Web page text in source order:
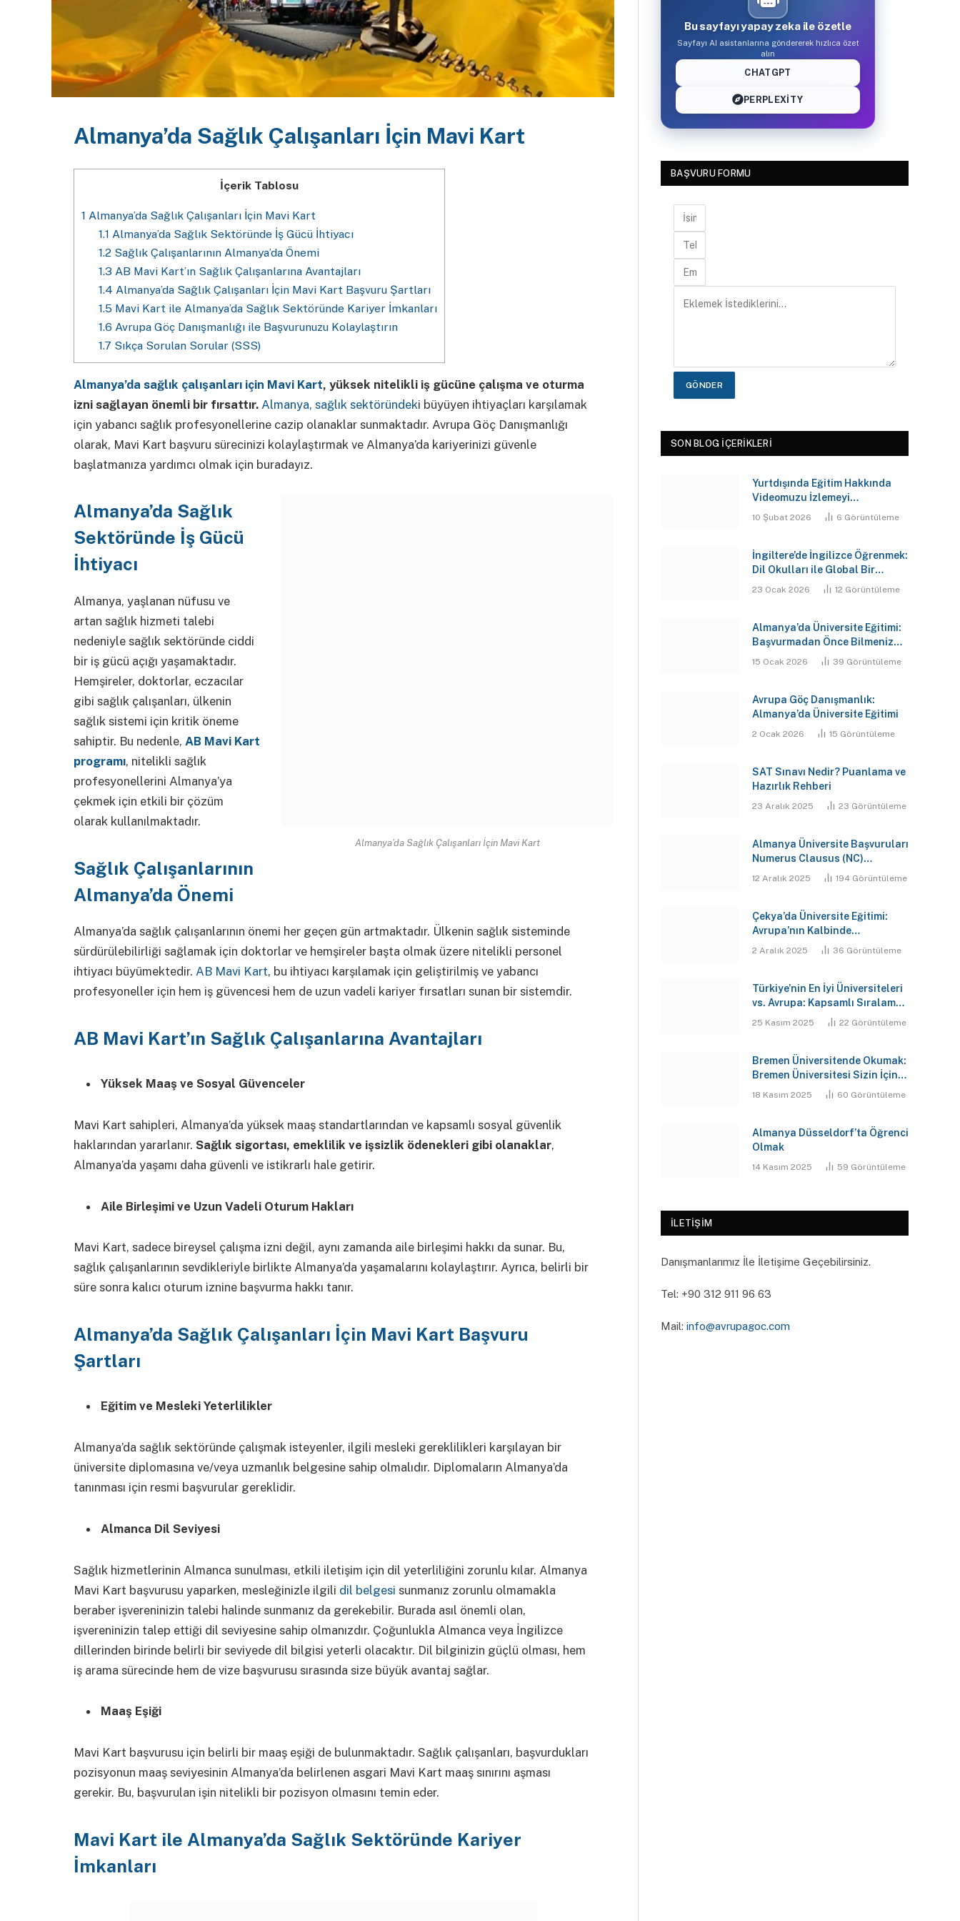
Almanya’da Sağlık Çalışanları İçin Mavi Kart
İçerik Tablosu
1 Almanya’da Sağlık Çalışanları İçin Mavi Kart
1.1 Almanya’da Sağlık Sektöründe İş Gücü İhtiyacı
1.2 Sağlık Çalışanlarının Almanya’da Önemi
1.3 AB Mavi Kart’ın Sağlık Çalışanlarına Avantajları
1.4 Almanya’da Sağlık Çalışanları İçin Mavi Kart Başvuru Şartları
1.5 Mavi Kart ile Almanya’da Sağlık Sektöründe Kariyer İmkanları
1.6 Avrupa Göç Danışmanlığı ile Başvurunuzu Kolaylaştırın
1.7 Sıkça Sorulan Sorular (SSS)
Almanya’da sağlık çalışanları için Mavi Kart, yüksek nitelikli iş gücüne çalışma ve oturma
izni sağlayan önemli bir fırsattır. Almanya, sağlık sektöründeki büyüyen ihtiyaçları karşılamak
için yabancı sağlık profesyonellerine cazip olanaklar sunmaktadır. Avrupa Göç Danışmanlığı
olarak, Mavi Kart başvuru sürecinizi kolaylaştırmak ve Almanya’da kariyerinizi güvenle
başlatmanıza yardımcı olmak için buradayız.
Almanya’da Sağlık Çalışanları İçin Mavi Kart
Almanya’da Sağlık
Sektöründe İş Gücü
İhtiyacı
Almanya, yaşlanan nüfusu ve
artan sağlık hizmeti talebi
nedeniyle sağlık sektöründe ciddi
bir iş gücü açığı yaşamaktadır.
Hemşireler, doktorlar, eczacılar
gibi sağlık çalışanları, ülkenin
sağlık sistemi için kritik öneme
sahiptir. Bu nedenle, AB Mavi Kart
programı, nitelikli sağlık
profesyonellerini Almanya’ya
çekmek için etkili bir çözüm
olarak kullanılmaktadır.
Sağlık Çalışanlarının
Almanya’da Önemi
Almanya’da sağlık çalışanlarının önemi her geçen gün artmaktadır. Ülkenin sağlık sisteminde
sürdürülebilirliği sağlamak için doktorlar ve hemşireler başta olmak üzere nitelikli personel
ihtiyacı büyümektedir. AB Mavi Kart, bu ihtiyacı karşılamak için geliştirilmiş ve yabancı
profesyoneller için hem iş güvencesi hem de uzun vadeli kariyer fırsatları sunan bir sistemdir.
AB Mavi Kart’ın Sağlık Çalışanlarına Avantajları
Yüksek Maaş ve Sosyal Güvenceler
Mavi Kart sahipleri, Almanya’da yüksek maaş standartlarından ve kapsamlı sosyal güvenlik
haklarından yararlanır. Sağlık sigortası, emeklilik ve işsizlik ödenekleri gibi olanaklar,
Almanya’da yaşamı daha güvenli ve istikrarlı hale getirir.
Aile Birleşimi ve Uzun Vadeli Oturum Hakları
Mavi Kart, sadece bireysel çalışma izni değil, aynı zamanda aile birleşimi hakkı da sunar. Bu,
sağlık çalışanlarının sevdikleriyle birlikte Almanya’da yaşamalarını kolaylaştırır. Ayrıca, belirli bir
süre sonra kalıcı oturum iznine başvurma hakkı tanır.
Almanya’da Sağlık Çalışanları İçin Mavi Kart Başvuru
Şartları
Eğitim ve Mesleki Yeterlilikler
Almanya’da sağlık sektöründe çalışmak isteyenler, ilgili mesleki gereklilikleri karşılayan bir
üniversite diplomasına ve/veya uzmanlık belgesine sahip olmalıdır. Diplomaların Almanya’da
tanınması için resmi başvurular gereklidir.
Almanca Dil Seviyesi
Sağlık hizmetlerinin Almanca sunulması, etkili iletişim için dil yeterliliğini zorunlu kılar. Almanya
Mavi Kart başvurusu yaparken, mesleğinizle ilgili dil belgesi sunmanız zorunlu olmamakla
beraber işvereninizin talebi halinde sunmanız da gerekebilir. Burada asıl önemli olan,
işvereninizin talep ettiği dil seviyesine sahip olmanızdır. Çoğunlukla Almanca veya İngilizce
dillerinden birinde belirli bir seviyede dil bilgisi yeterli olacaktır. Dil bilginizin güçlü olması, hem
iş arama sürecinde hem de vize başvurusu sırasında size büyük avantaj sağlar.
Maaş Eşiği
Mavi Kart başvurusu için belirli bir maaş eşiği de bulunmaktadır. Sağlık çalışanları, başvurdukları
pozisyonun maaş seviyesinin Almanya’da belirlenen asgari Mavi Kart maaş sınırını aşması
gerekir. Bu, başvurulan işin nitelikli bir pozisyon olmasını temin eder.
Mavi Kart ile Almanya’da Sağlık Sektöründe Kariyer
İmkanları
Bu sayfayı yapay zeka ile özetle
Sayfayı AI asistanlarına göndererek hızlıca özet
alın
CHATGPT
PERPLEXITY
BAŞVURU FORMU
GÖNDER
SON BLOG İÇERIKLERI
Yurtdışında Eğitim Hakkında
Videomuzu İzlemeyi
Unutmayın!
10 Şubat 2026 6 Görüntüleme
İngiltere’de İngilizce Öğrenmek:
Dil Okulları ile Global Bir
23 Ocak 2026 12 Görüntüleme
Almanya’da Üniversite Eğitimi:
Başvurmadan Önce Bilmeniz
Gereken 7 Kritik Gerçek
15 Ocak 2026 39 Görüntüleme
Avrupa Göç Danışmanlık:
Almanya’da Üniversite Eğitimi
2 Ocak 2026 15 Görüntüleme
SAT Sınavı Nedir? Puanlama ve
Hazırlık Rehberi
23 Aralık 2025 23 Görüntüleme
Almanya Üniversite Başvuruları
Numerus Clausus (NC)
Hesaplama Aracı
12 Aralık 2025 194 Görüntüleme
Çekya’da Üniversite Eğitimi:
Avrupa’nın Kalbinde
Geleceğinizi Şekillendirin
2 Aralık 2025 36 Görüntüleme
Türkiye’nin En İyi Üniversiteleri
vs. Avrupa: Kapsamlı Sıralama,
Maliyet ve Gelecek Analizi
25 Kasım 2025 22 Görüntüleme
Bremen Üniversitende Okumak:
Bremen Üniversitesi Sizin İçin
En Doğru Karar Mı?
18 Kasım 2025 60 Görüntüleme
Almanya Düsseldorf’ta Öğrenci
Olmak
14 Kasım 2025 59 Görüntüleme
İLETIŞIM
Danışmanlarımız İle İletişime Geçebilirsiniz.
Tel: ‪+90 312 911 96 63‬
Mail: info@avrupagoc.com